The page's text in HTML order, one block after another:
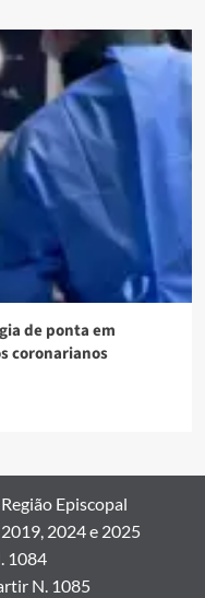
de ponta em
coronarianos
Região Episcopal
2024 e 2025
1084
N. 1085